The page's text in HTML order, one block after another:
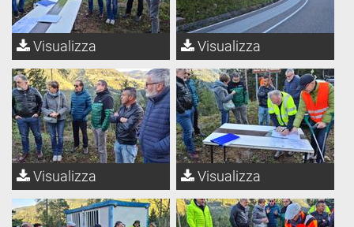
Visualizza Visualizza
Visualizza Visualizza